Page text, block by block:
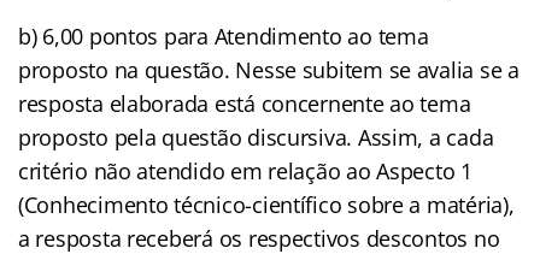
b) 6,00 pontos para Atendimento ao tema
proposto na questão. Nesse subitem se avalia se a
resposta elaborada está concernente ao tema
proposto pela questão discursiva. Assim, a cada
critério não atendido em relação ao Aspecto 1
(Conhecimento técnico-científico sobre a matéria),
a resposta receberá os respectivos descontos no